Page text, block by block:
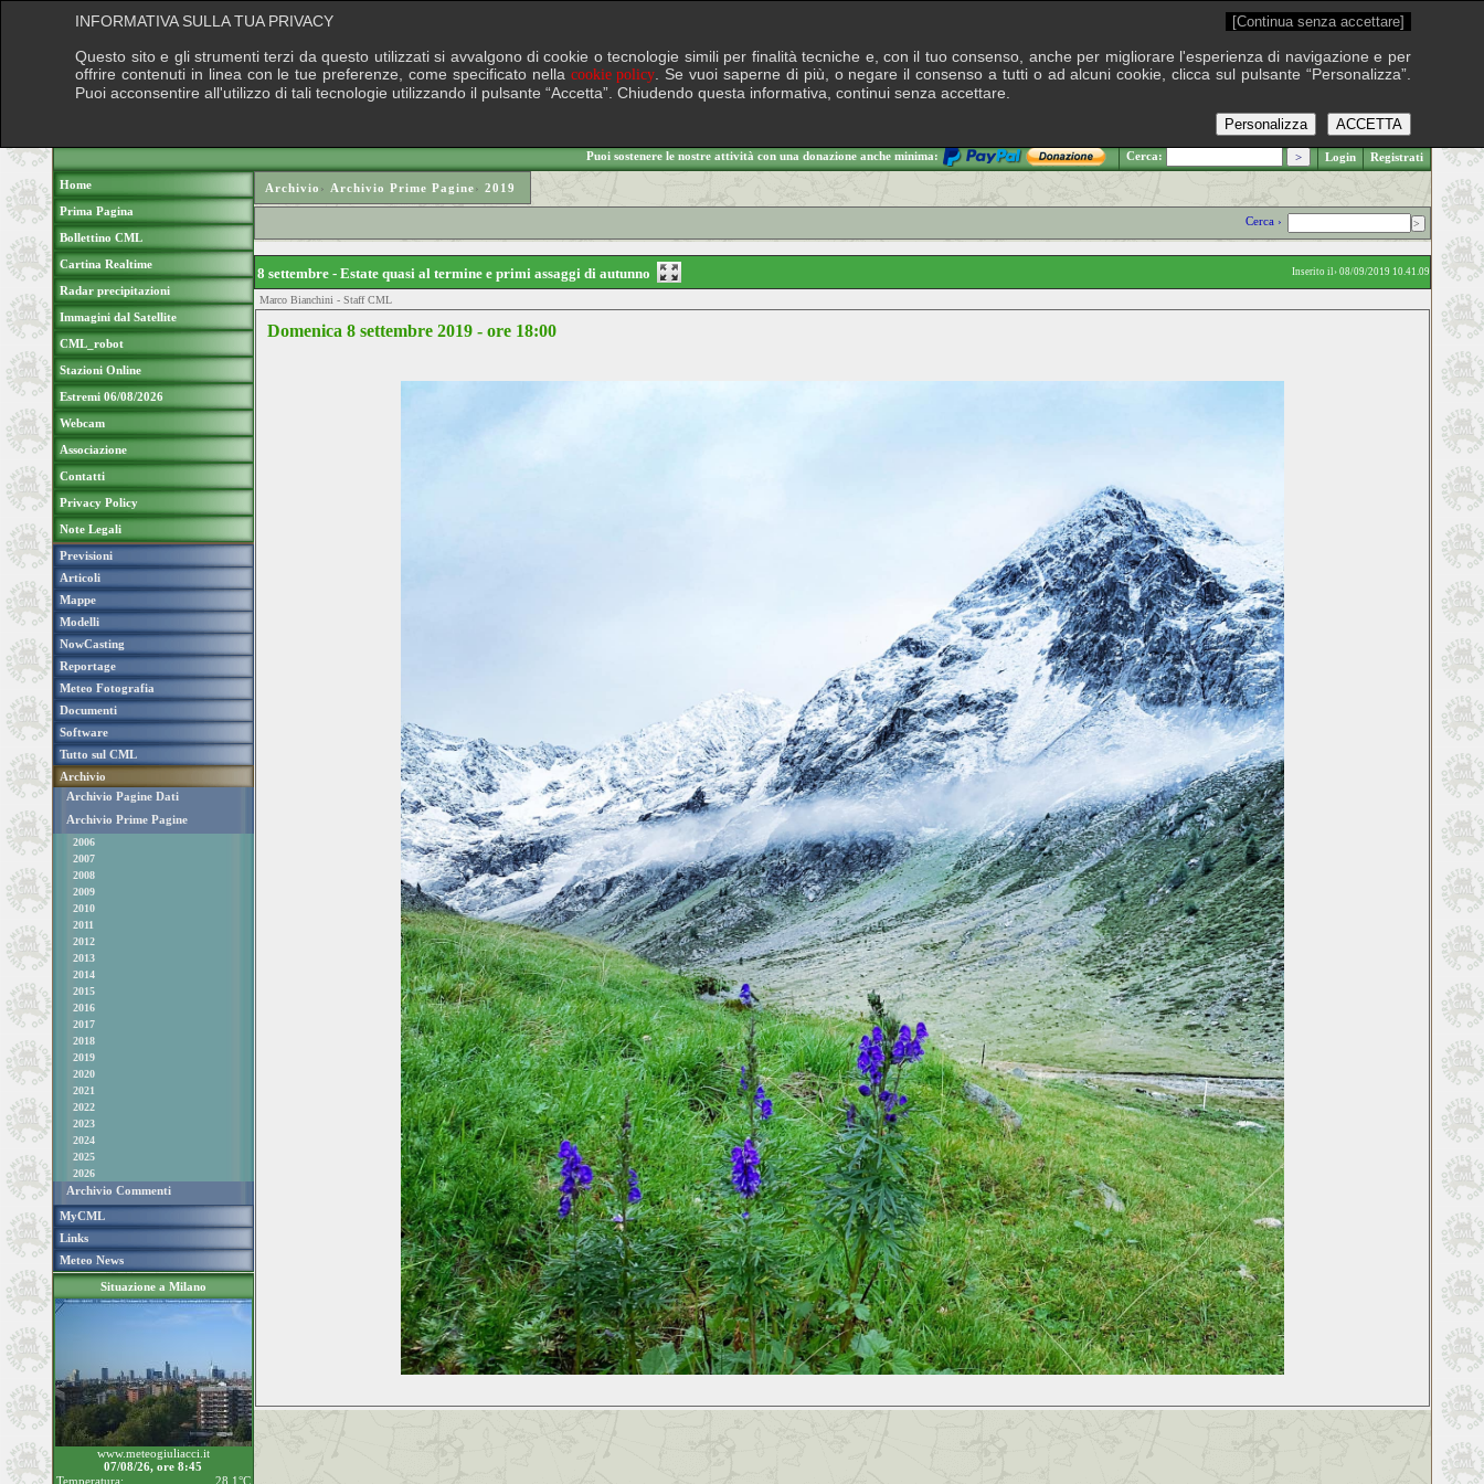
.: Venerdì 7 agosto 2026
Puoi sostenere le nostre attività con una donazione anche minima: Cerca: Login Registrati
Home
Prima Pagina
Bollettino CML
Cartina Realtime
Radar precipitazioni
Immagini dal Satellite
CML_robot
Stazioni Online
Estremi 06/08/2026
Webcam
Associazione
Contatti
Privacy Policy
Note Legali
Previsioni
Articoli
Mappe
Modelli
NowCasting
Reportage
Meteo Fotografia
Documenti
Software
Tutto sul CML
Archivio
Archivio Pagine Dati
Archivio Prime Pagine
2006
2007
2008
2009
2010
2011
2012
2013
2014
2015
2016
2017
2018
2019
2020
2021
2022
2023
2024
2025
2026
Archivio Commenti
MyCML
Links
Meteo News
Situazione a Milano
www.meteogiuliacci.it
07/08/26, ore 8:45
Temperatura:
28.1°C
Archivio › Archivio Prime Pagine› 2019
Cerca ›
8 settembre - Estate quasi al termine e primi assaggi di autunno Inserito il› 08/09/2019 10.41.09
Marco Bianchini - Staff CML
Domenica 8 settembre 2019 - ore 18:00
INFORMATIVA SULLA TUA PRIVACY [Continua senza accettare]
Questo sito e gli strumenti terzi da questo utilizzati si avvalgono di cookie o tecnologie simili per finalità tecniche e, con il tuo consenso, anche per migliorare l'esperienza di navigazione e per
offrire contenuti in linea con le tue preferenze, come specificato nella cookie policy . Se vuoi saperne di più, o negare il consenso a tutti o ad alcuni cookie, clicca sul pulsante “Personalizza”.
Puoi acconsentire all'utilizzo di tali tecnologie utilizzando il pulsante “Accetta”. Chiudendo questa informativa, continui senza accettare.
ACCETTA
Personalizza